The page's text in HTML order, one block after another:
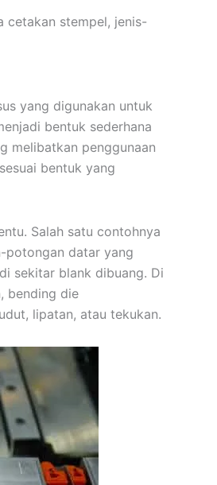
cetakan stempel, jenis-
yang digunakan untuk
bentuk sederhana
melibatkan penggunaan
bentuk yang
Salah satu contohnya
potongan datar yang
sekitar blank dibuang. Di
bending die
lipatan, atau tekukan.